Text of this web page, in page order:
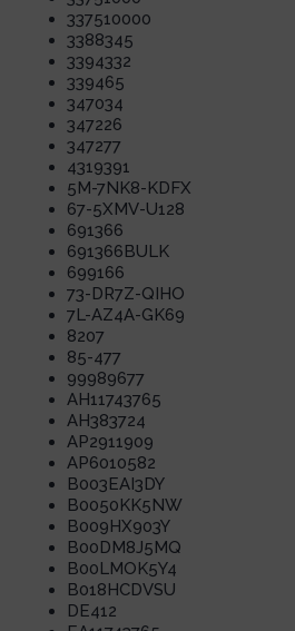
337510000
3388345
3394332
339465
347034
347226
347277
4319391
5M-7NK8-KDFX
67-5XMV-U128
691366
691366BULK
699166
73-DR7Z-QIHO
7L-AZ4A-GK69
8207
85-477
99989677
AH11743765
AH383724
AP2911909
AP6010582
B003EAI3DY
B0050KK5NW
B009HX903Y
B00DM8J5MQ
B00LMOK5Y4
B018HCDVSU
DE412